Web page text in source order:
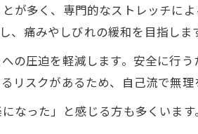
がもたらす最新効果
へ導く治療院の工夫
す改善効果
トレッチが効く理由
指すストレッチのやり方
多く、専門的なストレッチによ
痛みやしびれの緩和を目指しま
の圧迫を軽減します。安全に行
スクがあるため、自己流で無理
なった」と感じる方も多くいま